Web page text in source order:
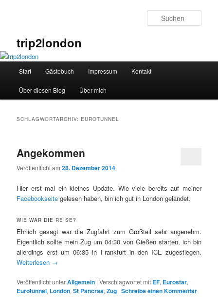
trip2london
Start Gästebuch Impressum Kontakt
Über diesen Blog Über mich
SCHLAGWORTARCHIV: EUROTUNNEL
Angekommen
Veröffentlicht am28. Dezember 2014
Hier erst mal ein kleines Update. Wie viele bereits auf meiner
Facebookseite gelesen haben, bin ich gut in London gelandet.
WIE WAR DIE REISE?
Ehrlich gesagt war die Zugfahrt zum Großteil sehr angenehm.
Eigentlich sollte mein Zug um 04:30 von Gießen starten, ich bin
allerdings erst um 06:35 in Frankfurt in den ICE zugestiegen.
Weiterlesen →
Veröffentlicht unterAllgemein |Verschlagwortet mit EF, Eurostar,
Eurotunnel, London,St Pancras,Zug |Schreibe einen Kommentar